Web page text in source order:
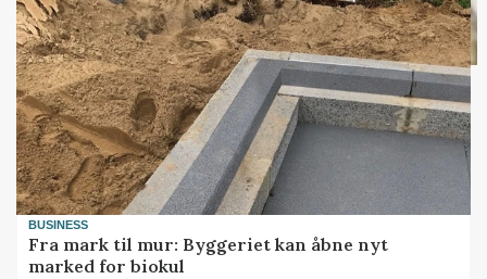
BUSINESS
Fra mark til mur: Byggeriet kan åbne nyt
marked for biokul